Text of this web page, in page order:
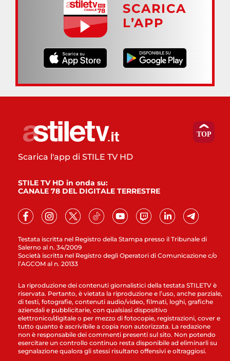
SCARICA
L’APP
Testata iscritta nel Registro della Stampa presso il Tribunale di
Salerno al n. 34/2009
Società iscritta nel Registro degli Operatori di Comunicazione c/o
l’AGCOM al n. 20133
Scarica l'app di STILE TV HD
STILE TV HD in onda su:
CANALE 78 DEL DIGITALE TERRESTRE
La riproduzione dei contenuti giornalistici della testata STILETV è
riservata. Pertanto, è vietata la riproduzione e l’uso, anche parziale,
di testi, fotografie, contenuti audio/video, filmati, loghi, grafiche
aziendali e pubblicitarie, con qualsiasi dispositivo
elettronico/digitale o per mezzo di fotocopie, registrazioni, cover e
tutto quanto è ascrivibile a copia non autorizzata. La redazione
non è responsabile dei commenti presenti sul sito. Non potendo
esercitare un controllo continuo resta disponibile ad eliminarli su
segnalazione qualora gli stessi risultano offensivi e oltraggiosi.